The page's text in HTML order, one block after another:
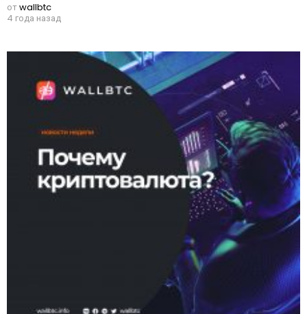
отwallbtc
4 года назад